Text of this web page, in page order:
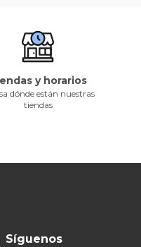
y horarios
dónde están nuestras
tiendas
Síguenos